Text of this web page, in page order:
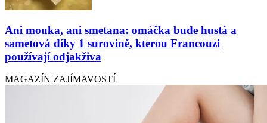
Ani mouka, ani smetana: omáčka bude hustá a
sametová díky 1 surovině, kterou Francouzi
používají odjakživa
MAGAZÍN ZAJÍMAVOSTÍ